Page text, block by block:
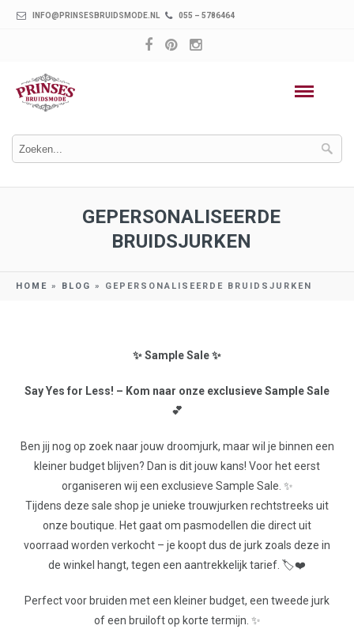
INFO@PRINSESBRUIDSMODE.NL 055 – 5786464
GEPERSONALISEERDE
BRUIDSJURKEN
HOME » BLOG » GEPERSONALISEERDE BRUIDSJURKEN
✨ Sample Sale ✨
Say Yes for Less! – Kom naar onze exclusieve Sample Sale
💕
Ben jij nog op zoek naar jouw droomjurk, maar wil je binnen een
kleiner budget blijven? Dan is dit jouw kans! Voor het eerst
organiseren wij een exclusieve Sample Sale. ✨
Tijdens deze sale shop je unieke trouwjurken rechtstreeks uit
onze boutique. Het gaat om pasmodellen die direct uit
voorraad worden verkocht – je koopt dus de jurk zoals deze in
de winkel hangt, tegen een aantrekkelijk tarief. 🏷️❤️
Perfect voor bruiden met een kleiner budget, een tweede jurk
of een bruiloft op korte termijn. ✨